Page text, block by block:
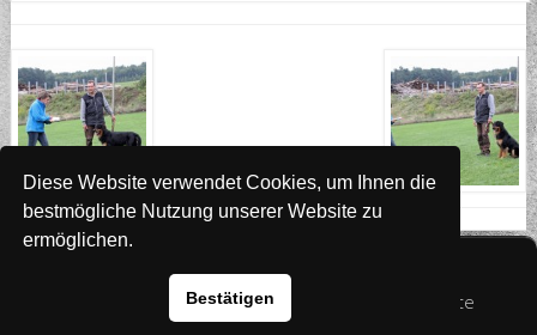
© 2026 Australian Shepherd - Hovawart - Zuchtstätte
Diese Website verwendet Cookies, um Ihnen die
bestmögliche Nutzung unserer Website zu
ermöglichen.
Bestätigen